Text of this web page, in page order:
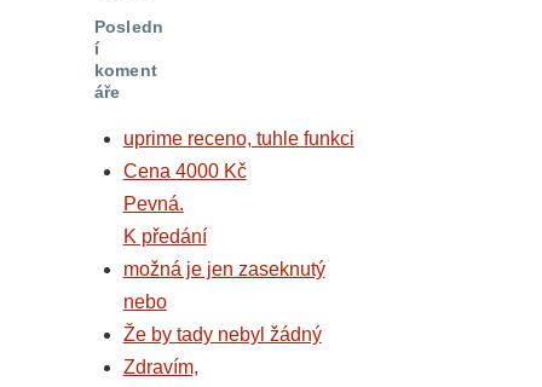
Posledn
í
koment
áře
uprime receno, tuhle funkci
Cena 4000 Kč
Pevná.
K předání
možná je jen zaseknutý
nebo
Že by tady nebyl žádný
Zdravím,